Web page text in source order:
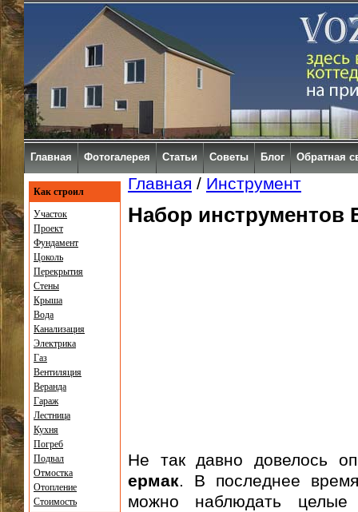
Главная / Инструмент
Набор инструментов
Не так давно довелось
ермак. В последнее
можно наблюдать целые
Как строил
Участок
Проект
Фундамент
Цоколь
Перекрытия
Стены
Крыша
Вода
Канализация
Электрика
Газ
Вентиляция
Веранда
Гараж
Лестница
Кухня
Погреб
Подвал
Отмостка
Отопление
Стоимость
Главная Фотогалерея Статьи Советы Блог Обратная